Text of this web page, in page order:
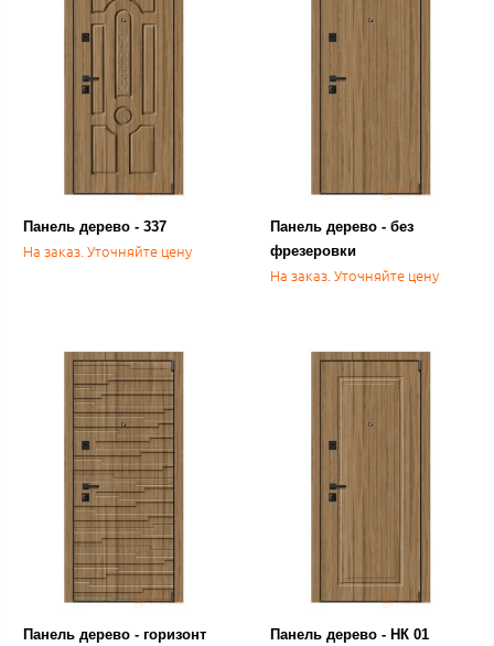
Панель дерево - 337
На заказ. Уточняйте цену
Панель дерево - без
фрезеровки
На заказ. Уточняйте цену
Панель дерево - горизонт Панель дерево - НК 01